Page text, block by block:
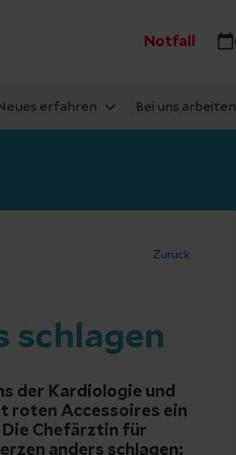
Notfall
erfahren Bei uns arbeiten
Zurück
schlagen
der Kardiologie und
roten Accessoires ein
Chefärztin für
anders schlagen: